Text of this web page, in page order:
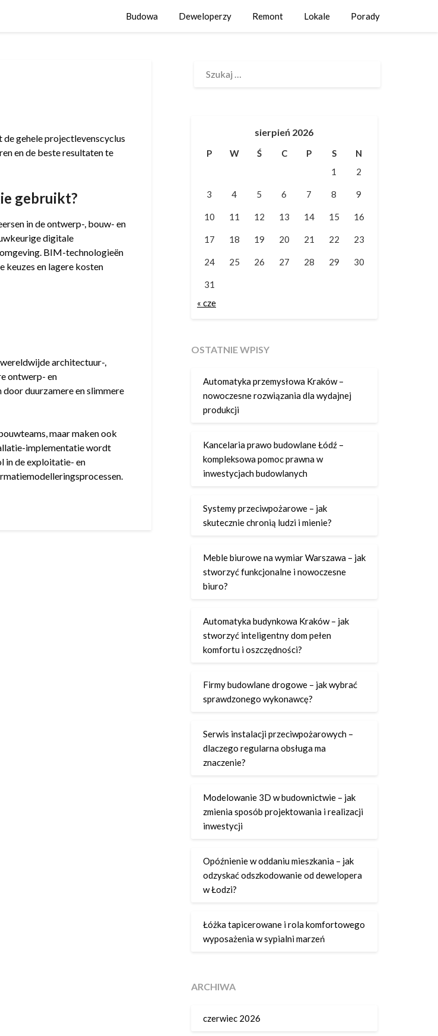
Budowa Deweloperzy Remont Lokale Porady
gehele projectlevenscyclus
en de beste resultaten te
gebruikt?
in de ontwerp-, bouw- en
digitale
BIM-technologieën
en lagere kosten
architectuur-,
ontwerp- en
duurzamere en slimmere
maar maken ook
implementatie wordt
in de exploitatie- en
sierpień 2026
P W Ś C P S
N
1
2
3 4 5 6 7 8 9
10 11 12 13 14 15 16
17 18 19 20 21 22 23
24 25 26 27 28 29 30
31
« cze
OSTATNIE WPISY
Automatyka przemysłowa Kraków –
nowoczesne rozwiązania dla wydajnej
produkcji
Kancelaria prawo budowlane Łódź –
kompleksowa pomoc prawna w
inwestycjach budowlanych
Systemy przeciwpożarowe – jak
skutecznie chronią ludzi i mienie?
Meble biurowe na wymiar Warszawa – jak
stworzyć funkcjonalne i nowoczesne
biuro?
Automatyka budynkowa Kraków – jak
stworzyć inteligentny dom pełen
komfortu i oszczędności?
Firmy budowlane drogowe – jak wybrać
sprawdzonego wykonawcę?
Serwis instalacji przeciwpożarowych –
dlaczego regularna obsługa ma
znaczenie?
Modelowanie 3D w budownictwie – jak
zmienia sposób projektowania i realizacji
inwestycji
Opóźnienie w oddaniu mieszkania – jak
odzyskać odszkodowanie od dewelopera
w Łodzi?
Łóżka tapicerowane i rola komfortowego
wyposażenia w sypialni marzeń
ARCHIWA
czerwiec 2026